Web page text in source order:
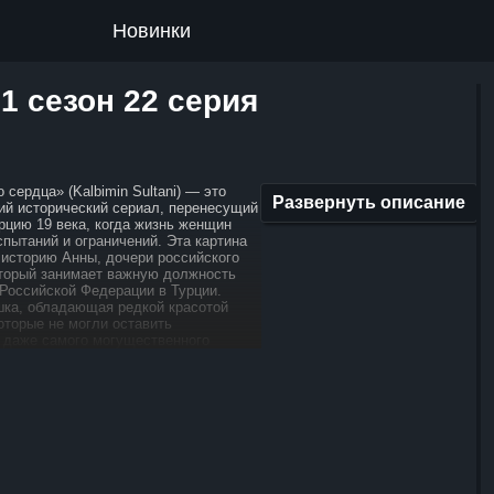
Новинки
сезон 22 серия
сердца» (Kalbimin Sultani) — это
исторический сериал, перенесущий
19 века, когда жизнь женщин
и ограничений. Эта картина
Анны, дочери российского
занимает важную должность
Федерации в Турции.
обладающая редкой красотой
не могли оставить
Развернуть описание